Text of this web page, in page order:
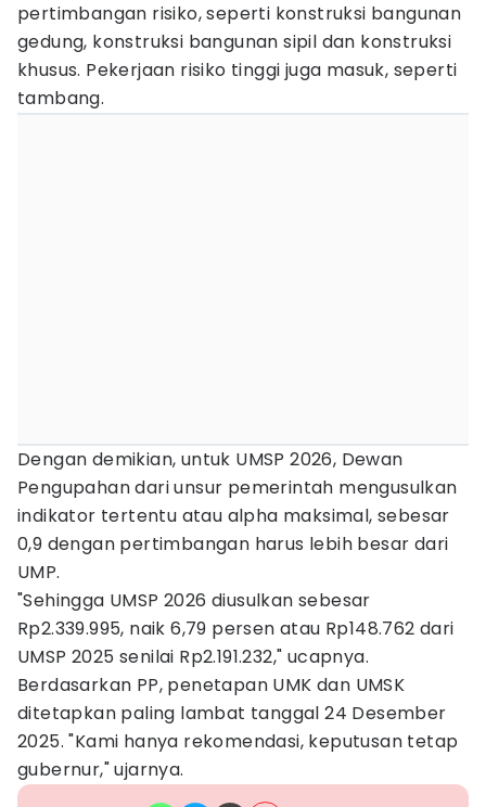
pertimbangan risiko, seperti konstruksi bangunan
gedung, konstruksi bangunan sipil dan konstruksi
khusus. Pekerjaan risiko tinggi juga masuk, seperti
tambang.
Dengan demikian, untuk UMSP 2026, Dewan
Pengupahan dari unsur pemerintah mengusulkan
indikator tertentu atau alpha maksimal, sebesar
0,9 dengan pertimbangan harus lebih besar dari
UMP.
"Sehingga UMSP 2026 diusulkan sebesar
Rp2.339.995, naik 6,79 persen atau Rp148.762 dari
UMSP 2025 senilai Rp2.191.232," ucapnya.
Berdasarkan PP, penetapan UMK dan UMSK
ditetapkan paling lambat tanggal 24 Desember
2025. "Kami hanya rekomendasi, keputusan tetap
gubernur," ujarnya.